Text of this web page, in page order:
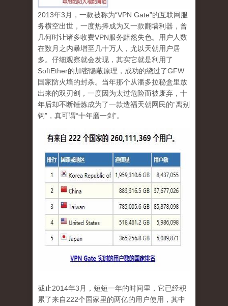
2013年3 月，一款被称为“VPN Gate”的互联网服
务横空出世，一度热捧成为又一款翻墙利器，曾
几何时让诸多收费VPN服务黯然失色。用户人数
在数月之内暴增至几十万人，尤以天朝用户居
多。仔细观察就会发现，其实它就是利用了
SoftEther的加密隐蔽原理，成功的绕过了GFW
国家防火墙的封杀。当年那个从潘多拉秘盒里放
出来的双刃剑，一度因为太过危险而被废弃，十
年后却不断锤炼成为了一款造福天朝网民的“离别
钩”，真可谓“十年磨一剑”。
截止2014年3 月 ，短短一年的时间里，它已经积
累了来自222个国家里的两亿的用户使用，其中